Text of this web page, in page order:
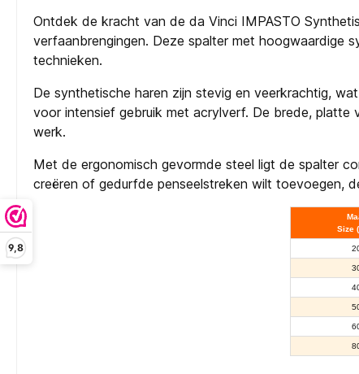
9,8
Ontdek de kracht van de da Vinci IMPASTO
verfaanbrengingen. Deze spalter met hoogwaardige
technieken.
De synthetische haren zijn stevig en veerkrachtig,
voor intensief gebruik met acrylverf. De brede,
werk.
Met de ergonomisch gevormde steel ligt de spalter
creëren of gedurfde penseelstreken wilt toevoegen,
Size